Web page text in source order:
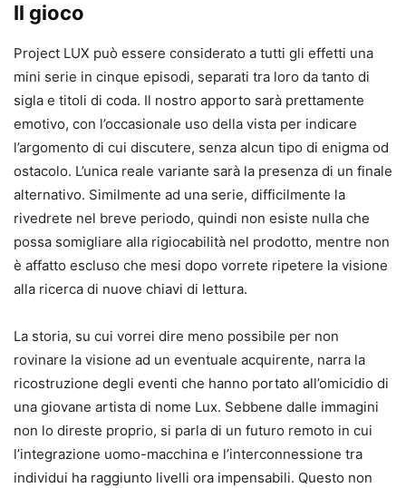
Il gioco
Project LUX può essere considerato a tutti gli effetti una
mini serie in cinque episodi, separati tra loro da tanto di
sigla e titoli di coda. Il nostro apporto sarà prettamente
emotivo, con l’occasionale uso della vista per indicare
l’argomento di cui discutere, senza alcun tipo di enigma od
ostacolo. L’unica reale variante sarà la presenza di un finale
alternativo. Similmente ad una serie, difficilmente la
rivedrete nel breve periodo, quindi non esiste nulla che
possa somigliare alla rigiocabilità nel prodotto, mentre non
è affatto escluso che mesi dopo vorrete ripetere la visione
alla ricerca di nuove chiavi di lettura.
La storia, su cui vorrei dire meno possibile per non
rovinare la visione ad un eventuale acquirente, narra la
ricostruzione degli eventi che hanno portato all’omicidio di
una giovane artista di nome Lux. Sebbene dalle immagini
non lo direste proprio, si parla di un futuro remoto in cui
l’integrazione uomo-macchina e l’interconnessione tra
individui ha raggiunto livelli ora impensabili. Questo non